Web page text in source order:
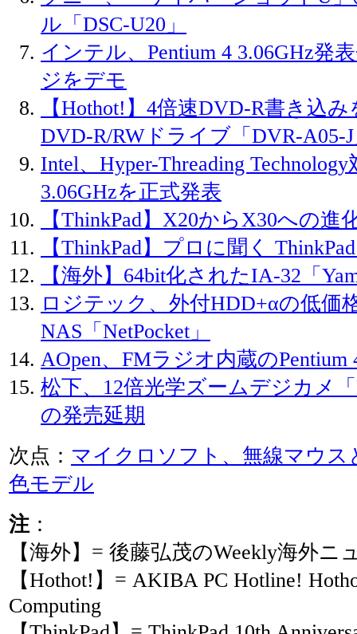
ル「DSC-U20」
インテル、Pentium 4 3.06GHz発
ジをデモ
【Hothot!】4倍速DVD-R書き込
DVD-R/RWドライブ「DVR-A05-
Intel、Hyper-Threading
3.06GHzを正式発表
【ThinkPad】X20からX30への進
【ThinkPad】プロに聞く
【海外】64bit化されたIA-32「
ロジテック、外付HDD+αの低価
NAS「NetPocket」
AOpen、FMラジオ内蔵の
松下、12倍光学ズームデジカメ
の発売延期
次点： マイクロソフト、無線マウス
色モデル
注 ：
【海外】= 後藤弘茂のWeekly海外ニ
【Hothot!】= AKIBA PC Hotline!
Computing